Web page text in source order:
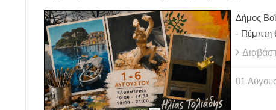
Δήμος
- Πέμπτη
01